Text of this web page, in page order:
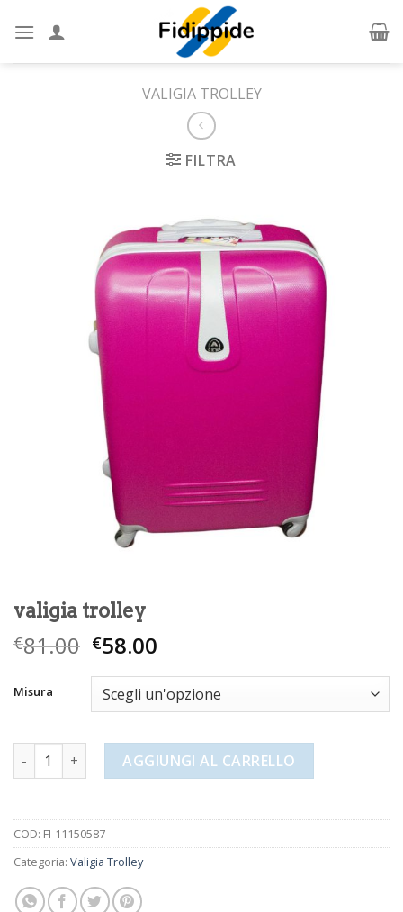
VALIGIA TROLLEY
FILTRA
valigia trolley
€81.00 €58.00
Misura
valigia trolley quantitàAGGIUNGI AL CARRELLO
COD: FI-11150587
Categoria: Valigia Trolley